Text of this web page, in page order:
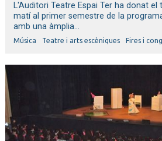
L'Auditori Teatre Espai Ter ha donat
matí al primer semestre de la
amb una àmplia...
Música Teatre i arts escèniques Fires i